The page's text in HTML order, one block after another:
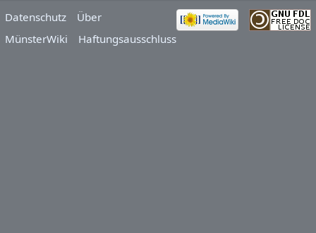
Datenschutz
Über
MünsterWiki
Haftungsausschluss